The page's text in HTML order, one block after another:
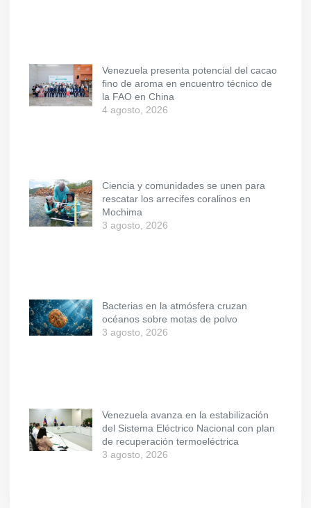
Venezuela presenta potencial del cacao
fino de aroma en encuentro técnico de
la FAO en China
4 agosto, 2026
Ciencia y comunidades se unen para
rescatar los arrecifes coralinos en
Mochima
3 agosto, 2026
Bacterias en la atmósfera cruzan
océanos sobre motas de polvo
3 agosto, 2026
Venezuela avanza en la estabilización
del Sistema Eléctrico Nacional con plan
de recuperación termoeléctrica
3 agosto, 2026